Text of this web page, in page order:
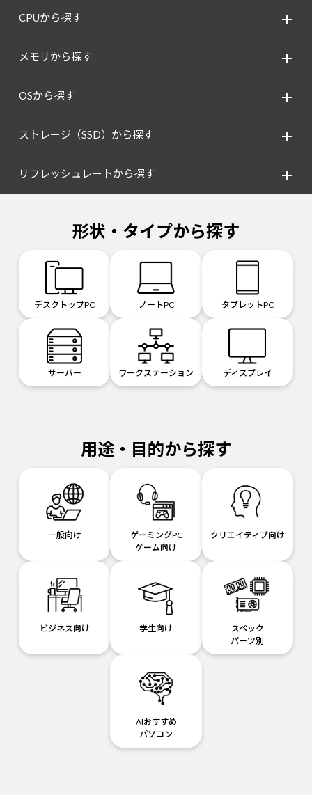
CPUから探す
メモリから探す
OSから探す
ストレージ（SSD）から探す
リフレッシュレートから探す
形状・タイプから探す
デスクトップPC ノートPC タブレットPC
サーバー ワークステーション ディスプレイ
用途・目的から探す
一般向け
ゲーミングPC
ゲーム向け
クリエイティブ向け
ビジネス向け 学生向け
スペック
パーツ別
AIおすすめ
パソコン